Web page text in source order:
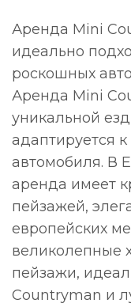
Аренда Mini
идеально
роскошных
Аренда Mini
уникальной
адаптируется
автомобиля. В
аренда имеет
пейзажей,
европейских
великолепные
пейзажи,
Countryman и